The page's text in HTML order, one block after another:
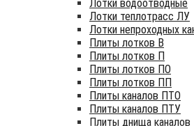
Лотки водоотводные
Лотки теплотрасс ЛУ
Лотки непроходных
Плиты лотков В
Плиты лотков П
Плиты лотков ПО
Плиты лотков ПП
Плиты каналов ПТО
Плиты каналов ПТУ
Плиты днища